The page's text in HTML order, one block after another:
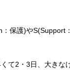
保護)やS(Support
て2・3日、大きな